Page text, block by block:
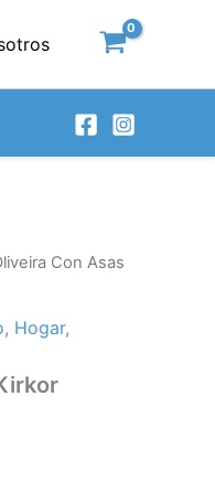
Con Asas
, Hogar,